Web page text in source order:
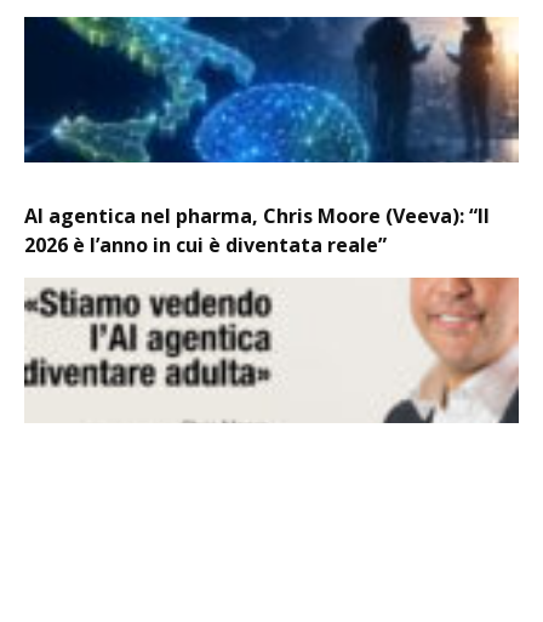
AI agentica nel pharma, Chris Moore (Veeva): “Il
2026 è l’anno in cui è diventata reale”